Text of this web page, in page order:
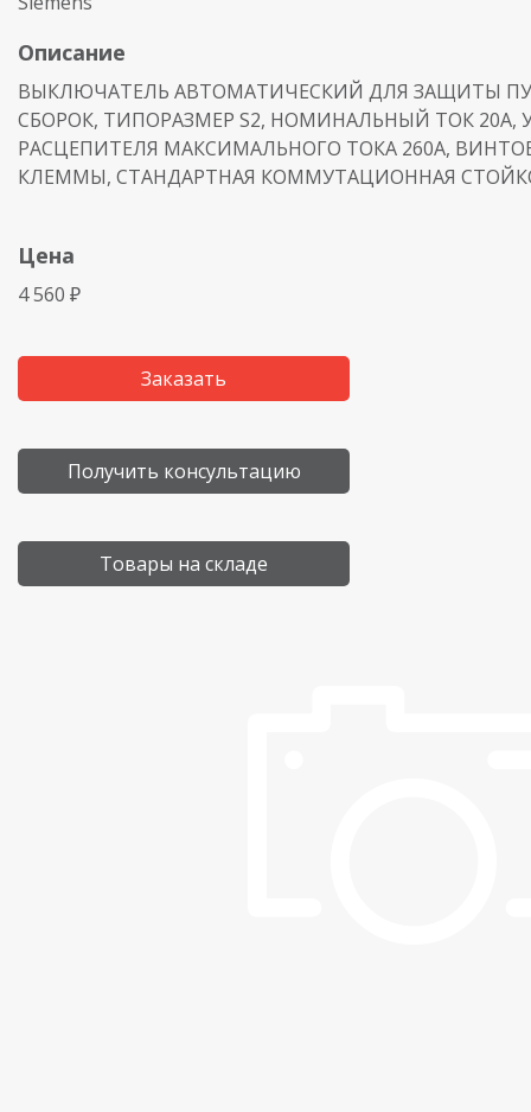
Описание
ВЫКЛЮЧАТЕЛЬ АВТОМАТИЧЕСКИЙ ДЛЯ ЗАЩИТЫ
СБОРОК, ТИПОРАЗМЕР S2, НОМИНАЛЬНЫЙ ТОК 20А,
РАСЦЕПИТЕЛЯ МАКСИМАЛЬНОГО ТОКА 260A,
КЛЕММЫ, СТАНДАРТНАЯ КОММУТАЦИОННАЯ
Цена
4 560 ₽
Заказать
Получить консультацию
Товары на складе